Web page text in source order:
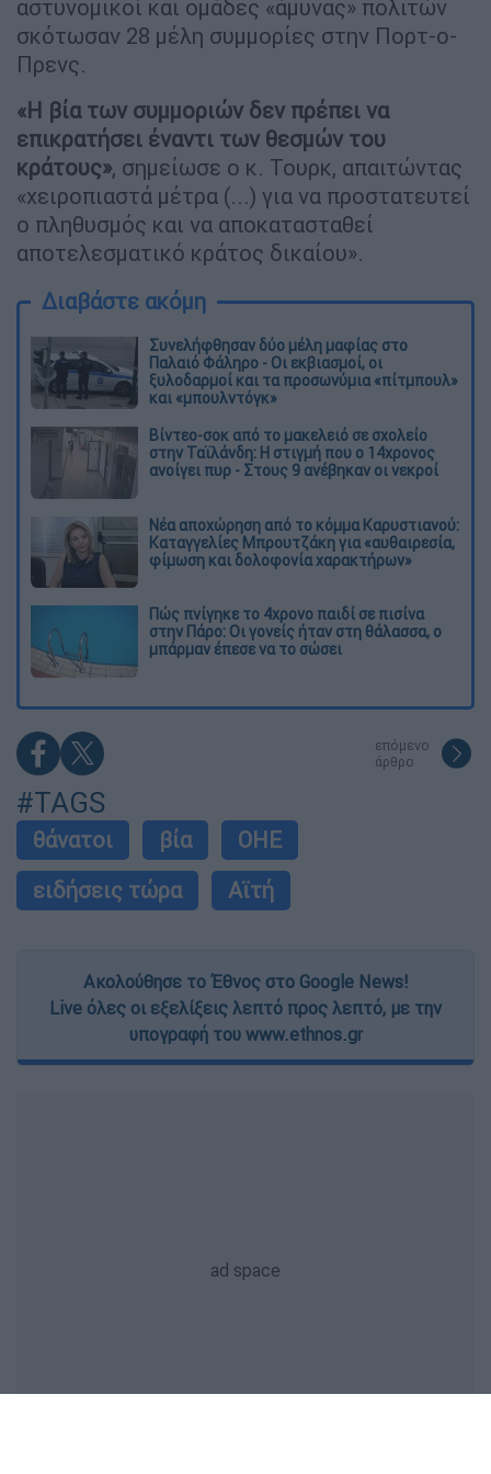
αστυνομικοί και ομάδες «άμυνας» πολιτών
σκότωσαν 28 μέλη συμμορίες στην Πορτ-ο-
Πρενς.
«Η βία των συμμοριών δεν πρέπει να
επικρατήσει έναντι των θεσμών του
κράτους», σημείωσε ο κ. Τουρκ, απαιτώντας
«χειροπιαστά μέτρα (...) για να προστατευτεί
ο πληθυσμός και να αποκατασταθεί
αποτελεσματικό κράτος δικαίου».
Διαβάστε ακόμη
Συνελήφθησαν δύο μέλη μαφίας στο
Παλαιό Φάληρο - Οι εκβιασμοί, οι
ξυλοδαρμοί και τα προσωνύμια «πίτμπουλ»
και «μπουλντόγκ»
Βίντεο-σοκ από το μακελειό σε σχολείο
στην Ταϊλάνδη: Η στιγμή που ο 14χρονος
ανοίγει πυρ - Στους 9 ανέβηκαν οι νεκροί
Νέα αποχώρηση από το κόμμα Καρυστιανού:
Καταγγελίες Μπρουτζάκη για «αυθαιρεσία,
φίμωση και δολοφονία χαρακτήρων»
Πώς πνίγηκε το 4χρονο παιδί σε πισίνα
στην Πάρο: Οι γονείς ήταν στη θάλασσα, ο
μπάρμαν έπεσε να το σώσει
επόμενο
άρθρο
#TAGS
θάνατοι βία
ΟΗΕ
ειδήσεις τώρα
Αϊτή
Ακολούθησε το Έθνος στο Google News!
Live όλες οι εξελίξεις λεπτό προς λεπτό, με την
υπογραφή του www.ethnos.gr